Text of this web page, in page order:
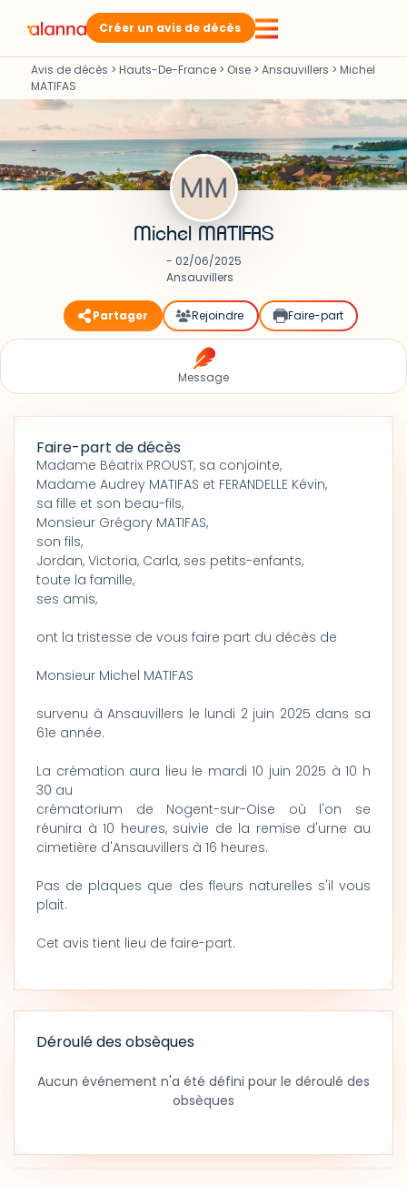
Créer un avis de décès
Avis de décès > Hauts-De-France > Oise > Ansauvillers > Michel
MATIFAS
Michel MATIFAS
- 02/06/2025
Ansauvillers
Partager Rejoindre Faire-part
Message
Faire-part de décès
Madame Béatrix PROUST, sa conjointe,
Madame Audrey MATIFAS et FERANDELLE Kévin,
sa fille et son beau-fils,
Monsieur Grégory MATIFAS,
son fils,
Jordan, Victoria, Carla, ses petits-enfants,
toute la famille,
ses amis,
ont la tristesse de vous faire part du décès de
Monsieur Michel MATIFAS
survenu à Ansauvillers le lundi 2 juin 2025 dans sa
61e année.
La crémation aura lieu le mardi 10 juin 2025 à 10 h
30 au
crématorium de Nogent-sur-Oise où l'on se
réunira à 10 heures, suivie de la remise d'urne au
cimetière d'Ansauvillers à 16 heures.
Pas de plaques que des fleurs naturelles s'il vous
plait.
Cet avis tient lieu de faire-part.
Déroulé des obsèques
Aucun événement n'a été défini pour le déroulé des
obsèques